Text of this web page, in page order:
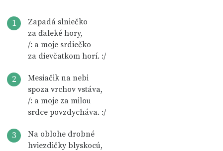
1
Zapadá slniečko
za ďaleké hory,
/: a moje srdiečko
za dievčatkom horí. :/
2
Mesiačik na nebi
spoza vrchov vstáva,
/: a moje za milou
srdce povzdycháva. :/
3
Na oblohe drobné
hviezdičky blyskocú,